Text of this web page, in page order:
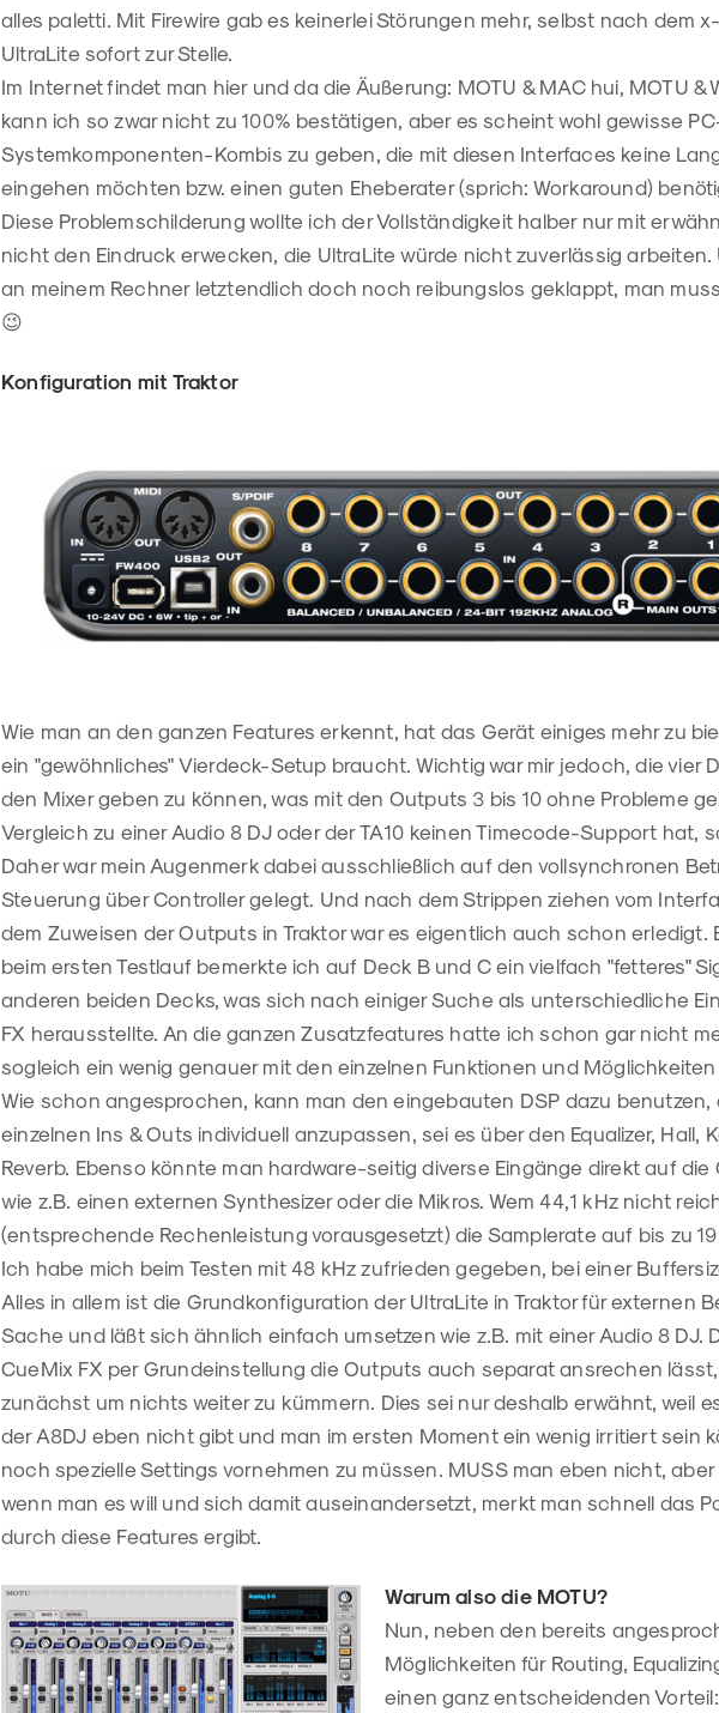
alles paletti. Mit Firewire gab es keinerlei Störungen mehr, selbst nach dem
UltraLite sofort zur Stelle.
Im Internet findet man hier und da die Äußerung: MOTU & MAC hui, MOTU &
kann ich so zwar nicht zu 100% bestätigen, aber es scheint wohl gewisse
Systemkomponenten-Kombis zu geben, die mit diesen Interfaces keine
eingehen möchten bzw. einen guten Eheberater (sprich: Workaround)
Diese Problemschilderung wollte ich der Vollständigkeit halber nur mit
nicht den Eindruck erwecken, die UltraLite würde nicht zuverlässig arbeiten.
an meinem Rechner letztendlich doch noch reibungslos geklappt, man
😉
Konfiguration mit Traktor
Wie man an den ganzen Features erkennt, hat das Gerät einiges mehr zu
ein "gewöhnliches" Vierdeck-Setup braucht. Wichtig war mir jedoch, die vier
den Mixer geben zu können, was mit den Outputs 3 bis 10 ohne Probleme
Vergleich zu einer Audio 8 DJ oder der TA10 keinen Timecode-Support hat,
Daher war mein Augenmerk dabei ausschließlich auf den vollsynchronen
Steuerung über Controller gelegt. Und nach dem Strippen ziehen vom
dem Zuweisen der Outputs in Traktor war es eigentlich auch schon erledigt.
beim ersten Testlauf bemerkte ich auf Deck B und C ein vielfach "fetteres"
anderen beiden Decks, was sich nach einiger Suche als unterschiedliche
FX herausstellte. An die ganzen Zusatzfeatures hatte ich schon gar nicht
sogleich ein wenig genauer mit den einzelnen Funktionen und
Wie schon angesprochen, kann man den eingebauten DSP dazu benutzen,
einzelnen Ins & Outs individuell anzupassen, sei es über den Equalizer, Hall,
Reverb. Ebenso könnte man hardware-seitig diverse Eingänge direkt auf die
wie z.B. einen externen Synthesizer oder die Mikros. Wem 44,1 kHz nicht
(entsprechende Rechenleistung vorausgesetzt) die Samplerate auf bis zu
Ich habe mich beim Testen mit 48 kHz zufrieden gegeben, bei einer
Alles in allem ist die Grundkonfiguration der UltraLite in Traktor für externen
Sache und läßt sich ähnlich einfach umsetzen wie z.B. mit einer Audio 8 DJ.
CueMix FX per Grundeinstellung die Outputs auch separat ansrechen
zunächst um nichts weiter zu kümmern. Dies sei nur deshalb erwähnt, weil
der A8DJ eben nicht gibt und man im ersten Moment ein wenig irritiert sein
noch spezielle Settings vornehmen zu müssen. MUSS man eben nicht, aber
wenn man es will und sich damit auseinandersetzt, merkt man schnell das
durch diese Features ergibt.
Warum also die MOTU?
Nun, neben den bereits
Möglichkeiten für Routing,
einen ganz entscheidenden